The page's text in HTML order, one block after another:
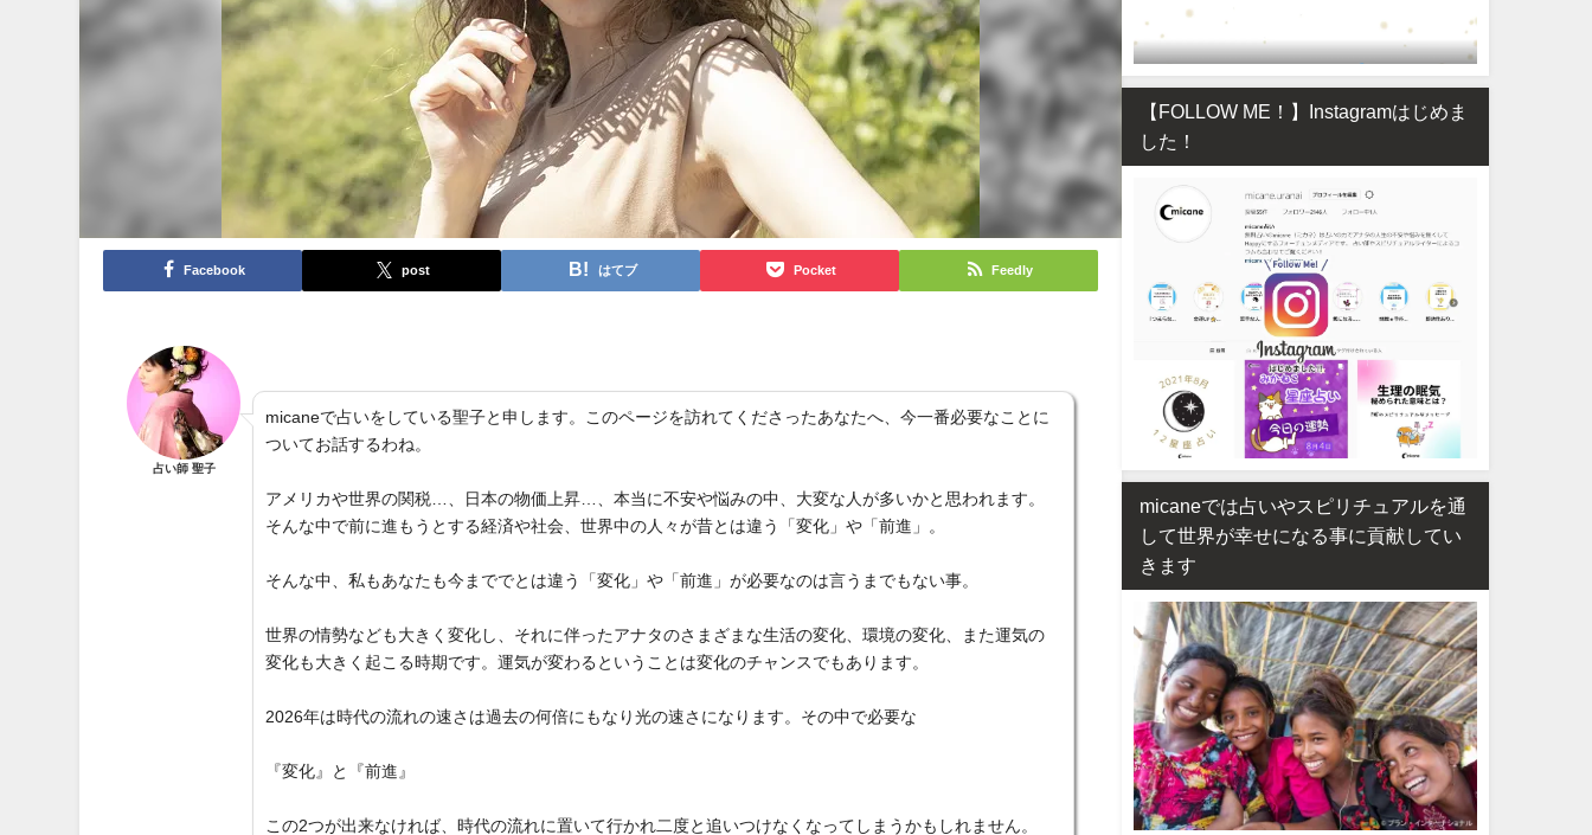
Facebook post はてブ Pocket Feedly
占い師 聖子
micaneで占いをしている聖子と申します。このページを訪れてくださったあなたへ、今一番必要なことに
ついてお話するわね。
アメリカや世界の関税…、日本の物価上昇…、本当に不安や悩みの中、大変な人が多いかと思われます。
そんな中で前に進もうとする経済や社会、世界中の人々が昔とは違う「変化」や「前進」。
そんな中、私もあなたも今まででとは違う「変化」や「前進」が必要なのは言うまでもない事。
世界の情勢なども大きく変化し、それに伴ったアナタのさまざまな生活の変化、環境の変化、また運気の
変化も大きく起こる時期です。運気が変わるということは変化のチャンスでもあります。
2026年は時代の流れの速さは過去の何倍にもなり光の速さになります。その中で必要な
『変化』と『前進』
この2つが出来なければ、時代の流れに置いて行かれ二度と追いつけなくなってしまうかもしれません。
【FOLLOW ME！】Instagramはじめま
した！
micaneでは占いやスピリチュアルを通
して世界が幸せになる事に貢献してい
きます